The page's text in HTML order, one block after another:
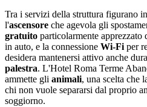
Tra i servizi della struttura figurano
l'ascensore che agevola gli
gratuito particolarmente
in auto, e la connessione Wi-Fiper
desidera mantenersi attivo anche
palestra. L'Hotel Roma Terme
ammette gli animali, una scelta che
chi non vuole separarsi dal proprio
soggiorno.